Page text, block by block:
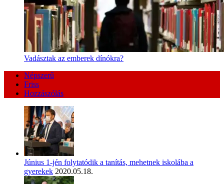
Vadásztak az emberek dínókra?
Népszerű
Friss
Hozzászólás
Június 1-jén folytatódik a tanítás, mehetnek iskolába a
gyerekek 2020.05.18.